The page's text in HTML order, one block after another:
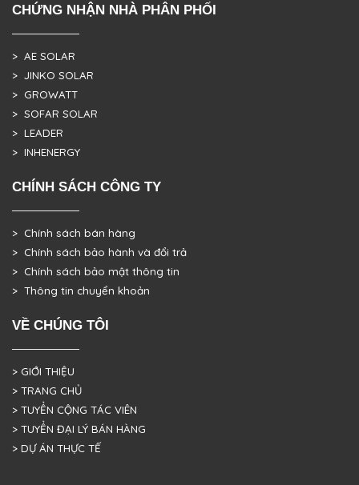
CHỨNG NHẬN NHÀ PHÂN PHỐI
> AE SOLAR
> JINKO SOLAR
> GROWATT
> SOFAR SOLAR
> LEADER
> INHENERGY
CHÍNH SÁCH CÔNG TY
> Chính sách bán hàng
> Chính sách bảo hành và đổi trả
> Chính sách bảo mật thông tin
> Thông tin chuyển khoản
VỀ CHÚNG TÔI
> GIỚI THIỆU
> TRANG CHỦ
> TUYỂN CỘNG TÁC VIÊN
> TUYỂN ĐẠI LÝ BÁN HÀNG
> DỰ ÁN THỰC TẾ